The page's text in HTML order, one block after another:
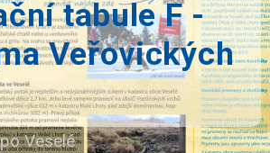
tabule F -
Veřovických
Veselé